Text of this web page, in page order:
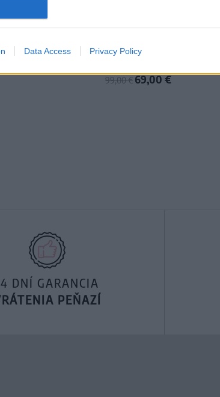
Data Access Privacy Policy
KABÁT
CHI CHI LONDON KRÉMOVÁ ZIMNÁ
99,00 €69,00 €
DNÍ GARANCIA
PEŇAZÍ